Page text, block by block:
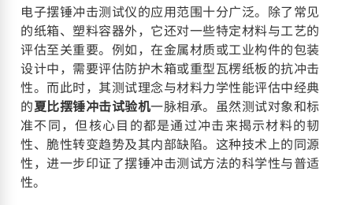
电子摆锤冲击测试仪的应用范围十分广泛。除了常见
的纸箱、塑料容器外，它还对一些特定材料与工艺的
评估至关重要。例如，在金属材质或工业构件的包装
设计中，需要评估防护木箱或重型瓦楞纸板的抗冲击
性。而此时，其测试理念与材料力学性能评估中经典
的夏比摆锤冲击试验机一脉相承。虽然测试对象和标
准不同，但核心目的都是通过冲击来揭示材料的韧
性、脆性转变趋势及其内部缺陷。这种技术上的同源
性，进一步印证了摆锤冲击测试方法的科学性与普适
性。